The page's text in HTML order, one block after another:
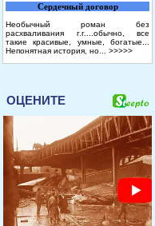
Сердечный договор
Необычный роман без
расхваливания г.г....обычно, все
такие красивые, умные, богатые...
Непонятная история, но... >>>>>
ОЦЕНИТЕ